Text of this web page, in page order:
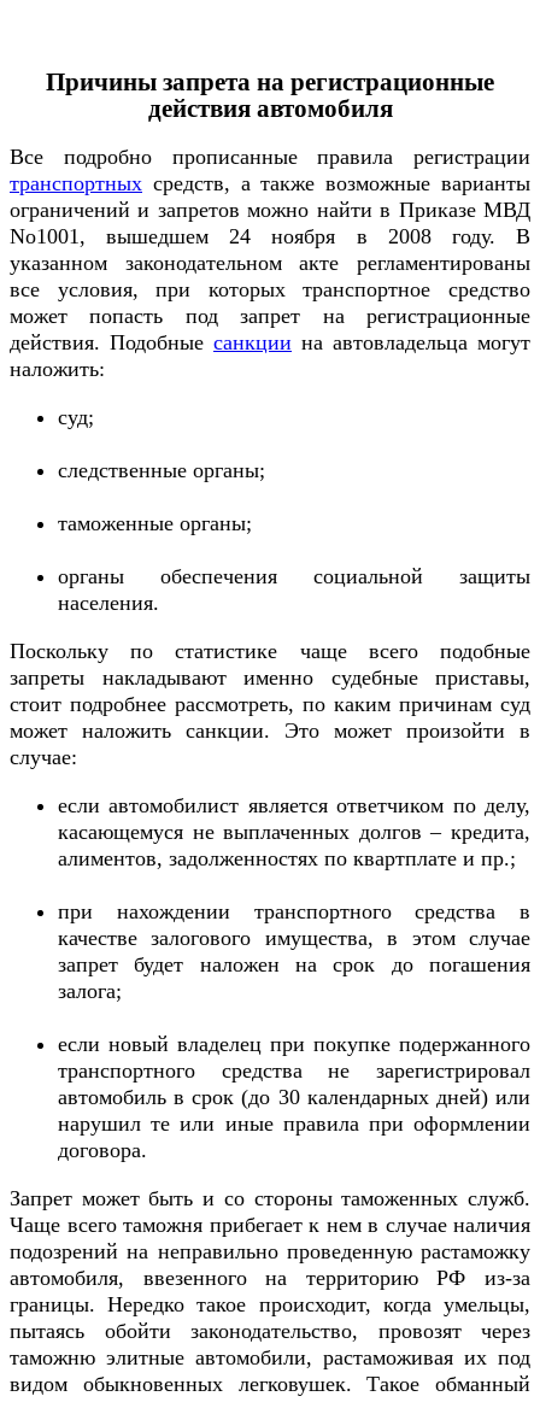
Причины запрета на регистрационные
действия автомобиля
Все подробно прописанные правила регистрации
транспортных средств, а также возможные варианты
ограничений и запретов можно найти в Приказе МВД
No1001, вышедшем 24 ноября в 2008 году. В
указанном законодательном акте регламентированы
все условия, при которых транспортное средство
может попасть под запрет на регистрационные
действия. Подобные санкции на автовладельца могут
наложить:
суд;
следственные органы;
таможенные органы;
органы обеспечения социальной защиты
населения.
Поскольку по статистике чаще всего подобные
запреты накладывают именно судебные приставы,
стоит подробнее рассмотреть, по каким причинам суд
может наложить санкции. Это может произойти в
случае:
если автомобилист является ответчиком по делу,
касающемуся не выплаченных долгов – кредита,
алиментов, задолженностях по квартплате и пр.;
при нахождении транспортного средства в
качестве залогового имущества, в этом случае
запрет будет наложен на срок до погашения
залога;
если новый владелец при покупке подержанного
транспортного средства не зарегистрировал
автомобиль в срок (до 30 календарных дней) или
нарушил те или иные правила при оформлении
договора.
Запрет может быть и со стороны таможенных служб.
Чаще всего таможня прибегает к нем в случае наличия
подозрений на неправильно проведенную растаможку
автомобиля, ввезенного на территорию РФ из-за
границы. Нередко такое происходит, когда умельцы,
пытаясь обойти законодательство, провозят через
таможню элитные автомобили, растаможивая их под
видом обыкновенных легковушек. Такое обманный